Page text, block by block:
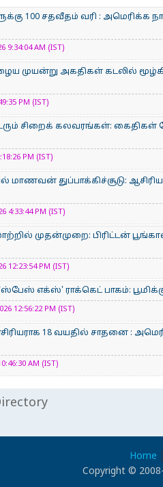
100 சதவீதம் வரி : அமெரிக்க
AM (IST)
முயன்று அகதிகள் கடலில் மூழ்கிய
PM (IST)
சிறைக் கலவரங்கள்: கைதிகள்
PM (IST)
மாணவன் துப்பாக்கிச்சூடு:
PM (IST)
முதன்முறை: பிரிட்டன்
PM (IST)
எக்ஸ்' ராக்கெட் பாகம்:
PM (IST)
18 வயதில் சாதனை :
AM (IST)
Home
Copyright ©